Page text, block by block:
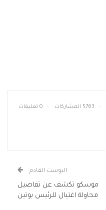
5763 المشاركات 0 تعليقات
البوست القادم
موسكو تكشف عن تفاصيل
محاولة اغتيال للرئيس بوتين